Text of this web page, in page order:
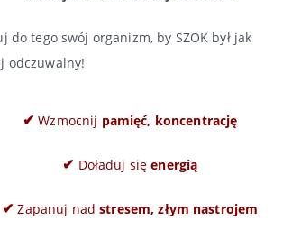
do tego swój organizm, by SZOK był jak
odczuwalny!
✔Wzmocnij pamięć, koncentrację
✔ Doładuj się energią
✔Zapanuj nadstresem, złym nastrojem